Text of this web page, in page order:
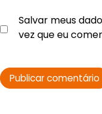
Salvar meus
vez que eu